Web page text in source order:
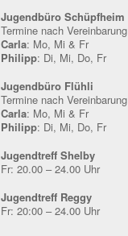
Jugendbüro Schüpfheim
Termine nach Vereinbarung
Carla: Mo, Mi & Fr
Philipp: Di, Mi, Do, Fr
Jugendbüro Flühli
Termine nach Vereinbarung
Carla: Mo, Mi & Fr
Philipp: Di, Mi, Do, Fr
Jugendtreff Shelby
Fr: 20.00 – 24.00 Uhr
Jugendtreff Reggy
Fr: 20:00 – 24.00 Uhr